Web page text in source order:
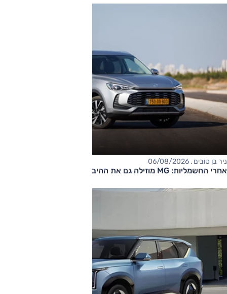
ניר בן טובים , 06/08/2026
אחרי החשמליות: MG מוזילה גם את ההיברידיות